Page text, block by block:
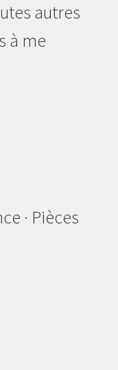
autres
à me
· Pièces